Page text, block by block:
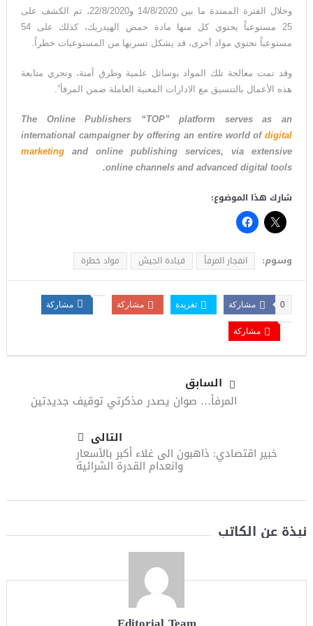
زلزال بقوة ٧٫١ درجات يهزّ اليابان.. إنذار تسونامي وانهيارات وإجلاء
مئات الآلاف في كيوشو
وخلال الفترة الممتدة ما بين 14/8/2020 و22/8/2020، تم الكشف على
25 مستوعباً يحتوي كل منها مادة حمض الهيدريك، كذلك على 54
مستوعباً تحتوي مواد أخرى، قد يشكل تسربها من المستوعبات خطراً.
وقد تمت معالجة تلك المواد بوسائل علمية وطرق آمنة، وتجري متابعة
هذه الأعمال بالتنسيق مع الادارات المعنية العاملة ضمن المرفأ”.
The Online Publishers “TOP” platform serves as an
international campaigner by offering an entire world ofdigital
marketingand online publishing services, via extensive
online channels and advanced digital tools.
شارك هذا الموضوع:
وسوم: انفجار المرفأ قيادة الجيش مواد خطرة
مشاركة 0 تغريدة مشاركة مشاركة
مشاركة
السابق
المرفأ… صوان يصدر مذكرتي توقيف جديدتين
التالى
خبير اقتصادي: ذاهبون الى غلاء أكبر بالأسعار
وانعدام القدرة الشرائية
نبذة عن الكاتب